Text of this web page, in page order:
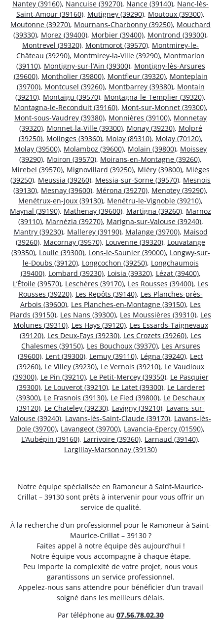
Nantey (39160), Nancuise (39270), Nance (39140), Nanc-lès-
Saint-Amour (39160), Mutigney (39290), Moutoux (39300),
Moutonne (39270), Mournans-Charbonny (39250), Mouchard
(39330), Morez (39400), Morbier (39400), Montrond (39300),
Montrevel (39320), Montmorot (39570), Montmirey-le-
Château (39290), Montmirey-la-Ville (39290), Montmarlon
(39110), Montigny-sur-l’Ain (39300), Montigny-lès-Arsures
(39600), Montholier (39800), Montfleur (39320), Monteplain
(39700), Montcusel (39260), Montbarrey (39380), Montain
(39210), Montaigu (39570), Montagna-le-Templier (39320),
Montagna-le-Reconduit (39160), Mont-sur-Monnet (39300),
Mont-sous-Vaudrey (39380), Monnières (39100), Monnetay
(39320), Monnet-la-Ville (39300), Monay (39230), Molpré
(39250), Molinges (39360), Molay (89310), Molay (70120),
Molay (39500), Molamboz (39600), Molain (39800), Moissey
(39290), Moiron (39570), Moirans-en-Montagne (39260),
Mirebel (39570), Mignovillard (39250), Miéry (39800), Mièges
(39250), Meussia (39260), Messia-sur-Sorne (39570), Mesnois
(39130), Mesnay (39600), Mérona (39270), Menotey (39290),
Menétrux-en-Joux (39130), Menétru-le-Vignoble (39210),
Maynal (39190), Mathenay (39600), Martigna (39260), Marnoz
(39110), Marnézia (39270), Marigna-sur-Valouse (39240),
Mantry (39230), Mallerey (39190), Malange (39700), Maisod
(39260), Macornay (39570), Louvenne (39320), Louvatange
(39350), Loulle (39300), Lons-le-Saunier (39000), Longwy-sur-
le-Doubs (39120), Longcochon (39250), Longchaumois
(39400), Lombard (39230), Loisia (39320), Lézat (39400),
L’Étoile (39570), Leschères (39170), Les Rousses (39400), Les
Rousses (39220), Les Repôts (39140), Les Planches-près-
Arbois (39600), Les Planches-en-Montagne (39150), Les
Piards (39150), Les Nans (39300), Les Moussières (39310), Les
Molunes (39310), Les Hays (39120), Les Essards-Taignevaux
(39120), Les Deux-Fays (39230), Les Crozets (39260), Les
Chalesmes (39150), Les Bouchoux (39370), Les Arsures
(39600), Lent (39300), Lemuy (39110), Légna (39240), Lect
(39260), Le Villey (39230), Le Vernois (39210), Le Vaudioux
(39300), Le Pin (39210), Le Petit-Mercey (39350), Le Pasquier
(39300), Le Louverot (39210), Le Latet (39300), Le Larderet
(39300), Le Frasnois (39130), Le Fied (39800), Le Deschaux
(39120), Le Chateley (39230), Lavigny (39210), Lavans-sur-
Valouse (39240), Lavans-lès-Saint-Claude (39170), Lavans-lès-
Dole (39700), Lavangeot (39700), Lavancia-Epercy (01590),
L’Aubépin (39160), Larrivoire (39360), Larnaud (39140),
Largillay-Marsonnay (39130)
Notre équipe spécialisée en Ramoneur à Saint-Maurice-
Crillat – 39130 sont prêts à intervenir pour vous offrir un
service de qualité.
À la recherche d’un professionnel pour le Ramoneur à Saint-
Maurice-Crillat – 39130 ?
Faites appel à notre équipe dès aujourd’hui !
Notre équipe vous accompagne à chaque étape.
Peu importe la complexité de votre projet, nous vous
garantissons un service professionnel.
Appelez-nous sans attendre pour bénéficier d’un travail
soigné dans les meilleurs délais.
Par téléphone au 07.56.78.02.30